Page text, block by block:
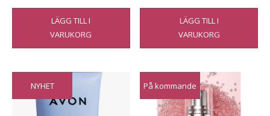
LÄGG TILL I
VARUKORG
LÄGG TILL I
VARUKORG
NYHET På kommande